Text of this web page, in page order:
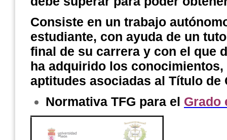
Consiste en un trabajo
estudiante, con ayuda de un
final de su carrera y con el que
ha adquirido los
aptitudes asociadas al Título de
Normativa TFG para el Grado